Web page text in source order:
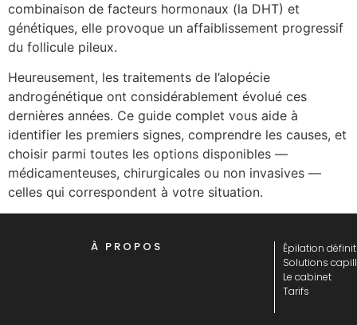
combinaison de facteurs hormonaux (la DHT) et
génétiques, elle provoque un affaiblissement progressif
du follicule pileux.
Heureusement, les traitements de l’alopécie
androgénétique ont considérablement évolué ces
dernières années. Ce guide complet vous aide à
identifier les premiers signes, comprendre les causes, et
choisir parmi toutes les options disponibles —
médicamenteuses, chirurgicales ou non invasives —
celles qui correspondent à votre situation.
À PROPOS
Épilation
Solutions
Le cabinet
Tarifs